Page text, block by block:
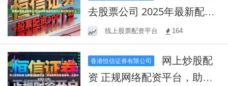
去股票公司 2025年最新配资
平台排行榜TOP10
线上股票配资平台 164
香港恒信证券有限公司
资 正规网络配资平台，助您